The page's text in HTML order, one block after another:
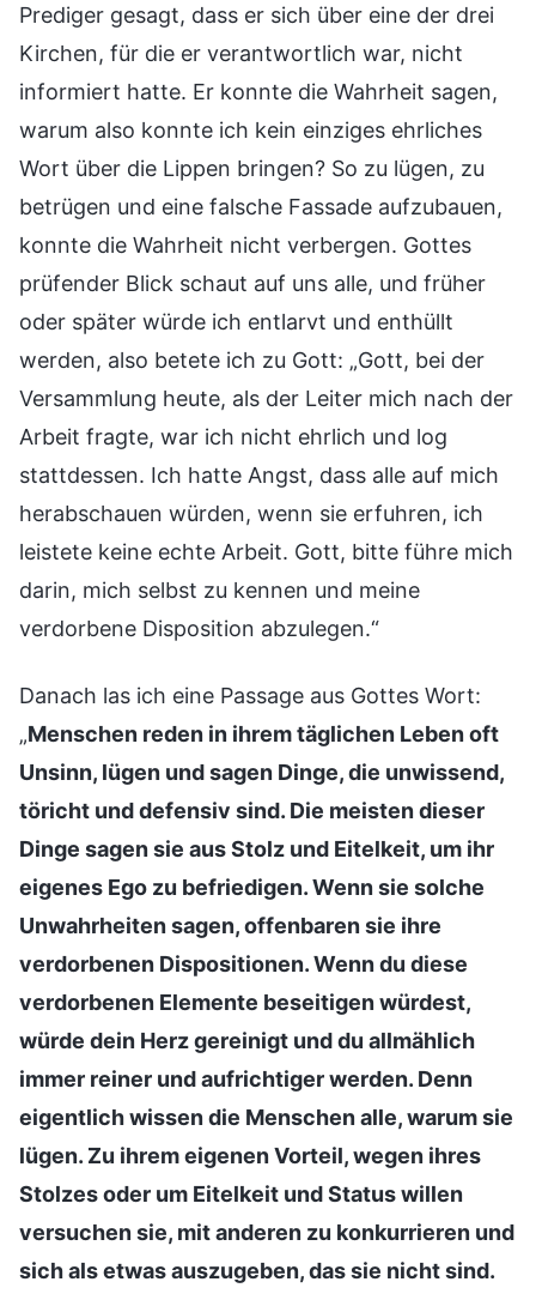
Prediger gesagt, dass er sich über eine der drei
Kirchen, für die er verantwortlich war, nicht
informiert hatte. Er konnte die Wahrheit sagen,
warum also konnte ich kein einziges ehrliches
Wort über die Lippen bringen? So zu lügen, zu
betrügen und eine falsche Fassade aufzubauen,
konnte die Wahrheit nicht verbergen. Gottes
prüfender Blick schaut auf uns alle, und früher
oder später würde ich entlarvt und enthüllt
werden, also betete ich zu Gott: „Gott, bei der
Versammlung heute, als der Leiter mich nach der
Arbeit fragte, war ich nicht ehrlich und log
stattdessen. Ich hatte Angst, dass alle auf mich
herabschauen würden, wenn sie erfuhren, ich
leistete keine echte Arbeit. Gott, bitte führe mich
darin, mich selbst zu kennen und meine
verdorbene Disposition abzulegen.“
Danach las ich eine Passage aus Gottes Wort:
„Menschen reden in ihrem täglichen Leben oft
Unsinn, lügen und sagen Dinge, die unwissend,
töricht und defensiv sind. Die meisten dieser
Dinge sagen sie aus Stolz und Eitelkeit, um ihr
eigenes Ego zu befriedigen. Wenn sie solche
Unwahrheiten sagen, offenbaren sie ihre
verdorbenen Dispositionen. Wenn du diese
verdorbenen Elemente beseitigen würdest,
würde dein Herz gereinigt und du allmählich
immer reiner und aufrichtiger werden. Denn
eigentlich wissen die Menschen alle, warum sie
lügen. Zu ihrem eigenen Vorteil, wegen ihres
Stolzes oder um Eitelkeit und Status willen
versuchen sie, mit anderen zu konkurrieren und
sich als etwas auszugeben, das sie nicht sind.